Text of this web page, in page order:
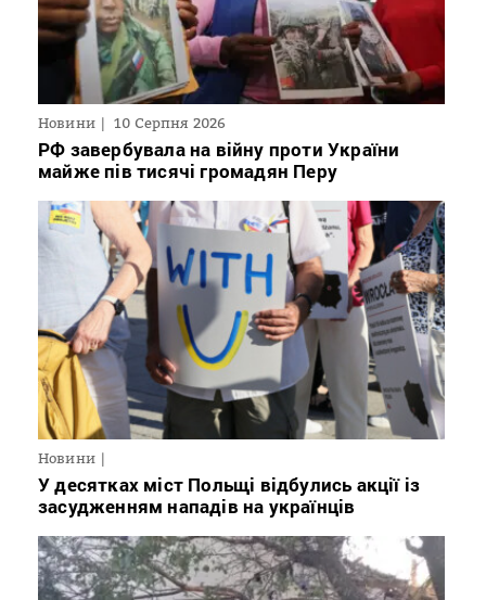
Новини 10 Серпня 2026
РФ завербувала на війну проти України
майже пів тисячі громадян Перу
Новини
У десятках міст Польщі відбулись акції із
засудженням нападів на українців